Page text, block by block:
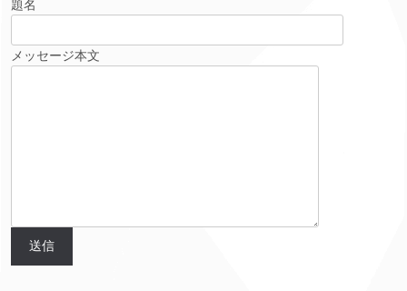
題名
メッセージ本文